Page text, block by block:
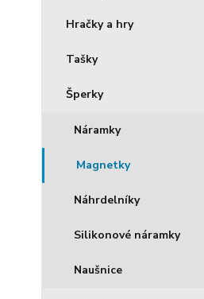
Hračky a hry
Tašky
Šperky
Náramky
Magnetky
Náhrdelníky
Silikonové náramky
Naušnice